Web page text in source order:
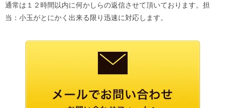
通常は１２時間以内に何かしらの返信させて頂いております。担
当：小玉がとにかく出来る限り迅速に対応します。